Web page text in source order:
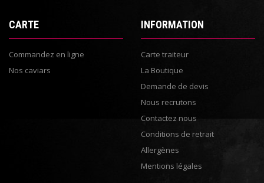
CARTE
Commandez en ligne
Nos caviars
INFORMATION
Carte traiteur
La Boutique
Demande de devis
Nous recrutons
Contactez nous
Conditions de retrait
Allergènes
Mentions légales